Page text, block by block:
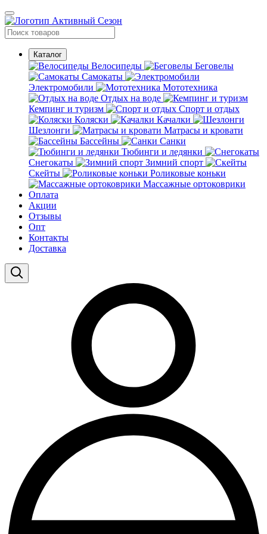
Каталог
Велосипеды
Беговелы
Самокаты
Электромобили
Мототехника
Отдых на воде
Кемпинг и туризм
Спорт и отдых
Коляски
Качалки
Шезлонги
Матрасы и кровати
Бассейны
Санки
Тюбинги и ледянки
Снегокаты
Зимний спорт
Скейты
Роликовые коньки
Массажные ортоковрики
Оплата
Акции
Отзывы
Опт
Контакты
Доставка